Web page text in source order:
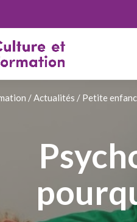
/Actualités / Petite